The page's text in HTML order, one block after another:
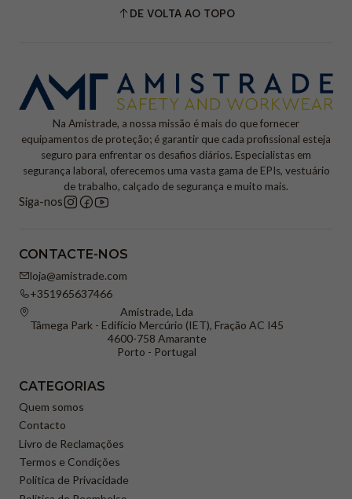
DE VOLTA AO TOPO
Na Amistrade, a nossa missão é mais do que fornecer
equipamentos de proteção; é garantir que cada profissional esteja
seguro para enfrentar os desafios diários. Especialistas em
segurança laboral, oferecemos uma vasta gama de EPIs, vestuário
de trabalho, calçado de segurança e muito mais.
Siga-nos
CONTACTE-NOS
loja@amistrade.com
+351965637466
Amistrade, Lda
Tâmega Park - Edifício Mercúrio (IET), Fração AC I45
4600-758 Amarante
Porto - Portugal
CATEGORIAS
Quem somos
Contacto
Livro de Reclamações
Termos e Condições
Política de Privacidade